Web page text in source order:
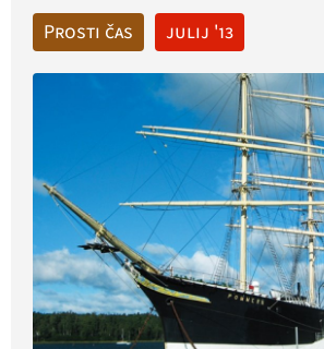
Prosti čas julij '13